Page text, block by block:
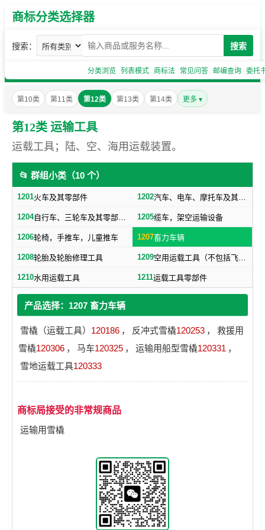
商标分类选择器
搜索： 搜索
分类浏览 列表模式 商标法 常见问答 邮编查询 委托
第10类 第11类 第12类 第13类 第14类 更多 ▾
第12类 运输工具
运载工具；陆、空、海用运载装置。
📂 群组小类（10 个）
1201火车及其零部件 1202 汽车、电车、摩托车及其零部件（不包括轮胎）
1204 自行车、三轮车及其零部件（不包括轮胎） 1205缆车，架空运输设备
1206轮椅，手推车，儿童推车 1207畜力车辆
1208轮胎及轮胎修理工具 1209 空用运载工具（不包括飞机轮胎）
1210水用运载工具 1211运载工具零部件
产品选择：1207 畜力车辆
雪橇（运载工具） 120186 ， 反冲式雪橇120253 ，
救援用
雪橇120306 ， 马车120325 ， 运输用船型雪橇120331 ，
雪地运载工具120333
商标局接受的非常规商品
运输用雪橇